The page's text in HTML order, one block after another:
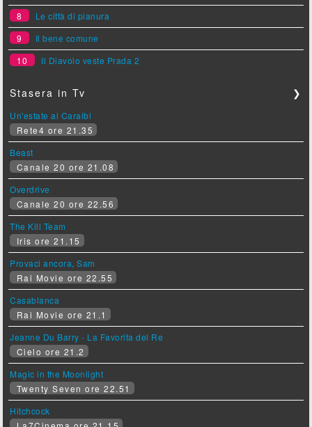
8
Le città di pianura
9
Il bene comune
10
Il Diavolo veste Prada 2
Stasera in Tv ❯
Un'estate ai Caraibi
Rete4 ore 21.35
Beast
Canale 20 ore 21.08
Overdrive
Canale 20 ore 22.56
The Kill Team
Iris ore 21.15
Provaci ancora, Sam
Rai Movie ore 22.55
Casablanca
Rai Movie ore 21.1
Jeanne Du Barry - La Favorita del Re
Cielo ore 21.2
Magic in the Moonlight
Twenty Seven ore 22.51
Hitchcock